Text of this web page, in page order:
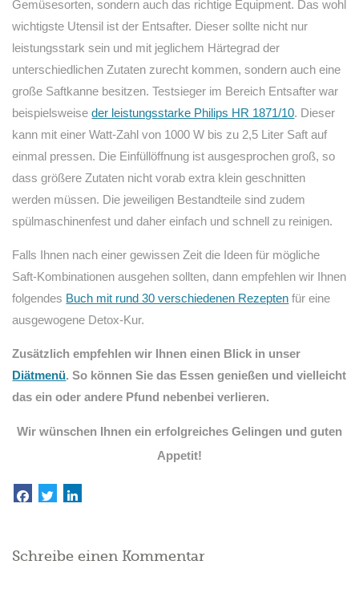
Gemüsesorten, sondern auch das richtige Equipment. Das wohl
wichtigste Utensil ist der Entsafter. Dieser sollte nicht nur
leistungsstark sein und mit jeglichem Härtegrad der
unterschiedlichen Zutaten zurecht kommen, sondern auch eine
große Saftkanne besitzen. Testsieger im Bereich Entsafter war
beispielsweiseder leistungsstarke Philips HR 1871/10. Dieser
kann mit einer Watt-Zahl von 1000 W bis zu 2,5 Liter Saft auf
einmal pressen. Die Einfüllöffnung ist ausgesprochen groß, so
dass größere Zutaten nicht vorab extra klein geschnitten
werden müssen. Die jeweiligen Bestandteile sind zudem
spülmaschinenfest und daher einfach und schnell zu reinigen.
Falls Ihnen nach einer gewissen Zeit die Ideen für mögliche
Saft-Kombinationen ausgehen sollten, dann empfehlen wir Ihnen
folgendes Buch mit rund 30 verschiedenen Rezepten für eine
ausgewogene Detox-Kur.
Zusätzlich empfehlen wir Ihnen einen Blick in unser
Diätmenü. So können Sie das Essen genießen und vielleicht
das ein oder andere Pfund nebenbei verlieren.
Wir wünschen Ihnen ein erfolgreiches Gelingen und guten
Appetit!
Schreibe einen Kommentar